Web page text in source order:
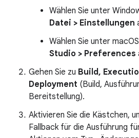
Wählen Sie unter
Datei > Einstellungen
Wählen Sie unter
Studio > Preferences
Gehen Sie zu Build,
Deployment (Build,
Bereitstellung).
Aktivieren Sie die Kästchen,
Fallback für die Ausführung